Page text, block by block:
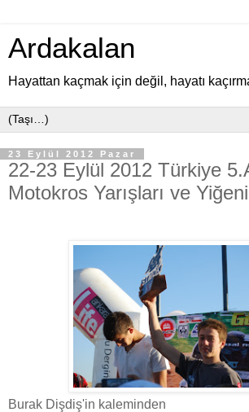
Ardakalan
Hayattan kaçmak için değil, hayatı
23 Eylül 2012 Pazar
22-23 Eylül 2012 Türkiye
Motokros Yarışları ve
Burak Dişdiş'in kaleminden